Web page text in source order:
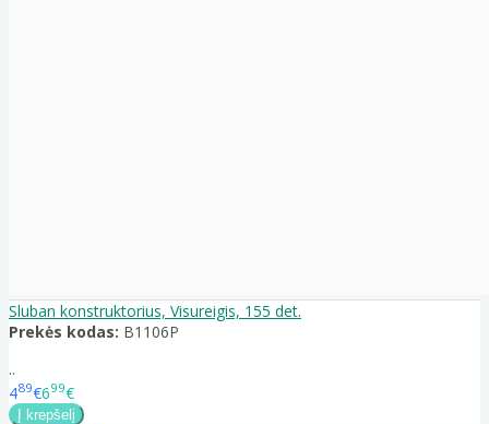
Sluban konstruktorius, Visureigis, 155 det.
Prekės kodas: B1106P
..
489€699€